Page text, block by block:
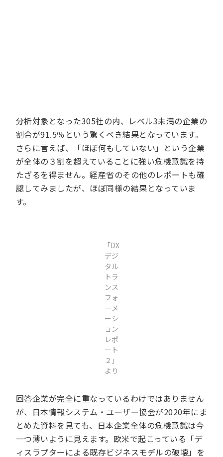
分析対象となった305社の内、レベル3未満の企業の
割合が91.5％という驚くべき結果となっています。
さらに言えば、「ほぼ何もしていない」という企業
が全体の３割を超えていることに強い危機意識を持
たざるを得ません。経産省のその他のレポートも確
認してみましたが、ほぼ同様の結果となっていま
す。
「DX
デジ
タル
トラ
ンス
フォ
ーメ
ーシ
ョン
レポ
ート
２」
より
回答企業が完全に重なっているわけではありません
が、日本情報システム・ユーザー協会が2020年にま
とめた資料を見ても、日本企業全体の危機意識は今
一つ薄いように見えます。欧米で起こっている「デ
ィスラプターによる既存ビジネスモデルの破壊」を